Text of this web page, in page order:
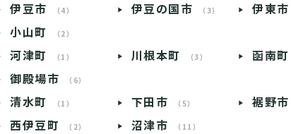
伊豆市 （4） 伊豆の国市 （3） 伊東市
小山町 （2）
河津町 （1） 川根本町 （3） 函南町
御殿場市 （6）
清水町 （1） 下田市 （5） 裾野市
西伊豆町 （2） 沼津市 （11）